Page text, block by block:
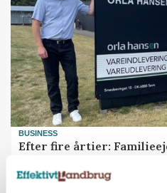
BUSINESS
Efter fire årtier: